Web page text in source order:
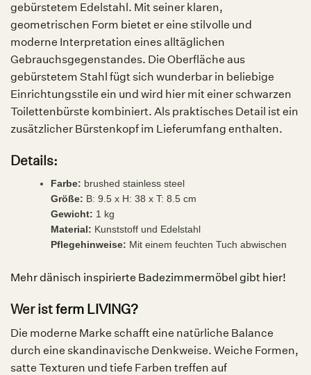
gebürstetem Edelstahl. Mit seiner klaren,
geometrischen Form bietet er eine stilvolle und
moderne Interpretation eines alltäglichen
Gebrauchsgegenstandes. Die Oberfläche aus
gebürstetem Stahl fügt sich wunderbar in beliebige
Einrichtungsstile ein und wird hier mit einer schwarzen
Toilettenbürste kombiniert. Als praktisches Detail ist ein
zusätzlicher Bürstenkopf im Lieferumfang enthalten.
Details:
Farbe: brushed stainless steel
Größe: B: 9.5 x H: 38 x T: 8.5 cm
Gewicht: 1 kg
Material: Kunststoff und Edelstahl
Pflegehinweise: Mit einem feuchten Tuch abwischen
Mehr dänisch inspirierte Badezimmermöbel gibt hier!
Wer istferm LIVING?
Die moderne Marke schafft eine natürliche Balance
durch eine skandinavische Denkweise. Weiche Formen,
satte Texturen und tiefe Farben treffen auf